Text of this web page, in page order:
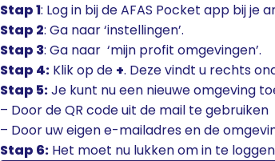
Stap 1: Log in bij de AFAS Pocket app bij je
Stap 2: Ga naar ‘instellingen’.
Stap 3: Ga naar ‘mijn profit omgevingen’.
Stap 4: Klik op de +. Deze vindt u rechts
Stap 5:Je kunt nu een nieuwe omgeving
– Door de QR code uit de mail te gebruiken
– Door uw eigen e-mailadres en de
Stap 6: Het moet nu lukken om in te